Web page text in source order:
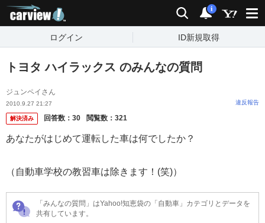
検索 通知
i
ログイン ID新規取得
トヨタ ハイラックス のみんなの質問
ジュンペイさん
2010.9.27 21:27 違反報告
解決済み 回答数： 30 閲覧数： 321
あなたがはじめて運転した車は何でしたか？
（自動車学校の教習車は除きます！(笑)）
「みんなの質問」はYahoo!知恵袋の「自動車」カテゴリとデータを
共有しています。